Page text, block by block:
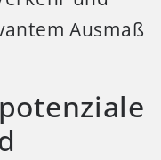
Ausmaß